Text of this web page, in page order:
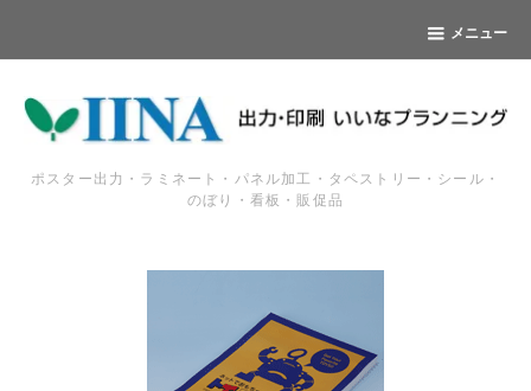
メニュー
ポスター出力・ラミネート・パネル加工・タペストリー・シール・
のぼり・看板・販促品